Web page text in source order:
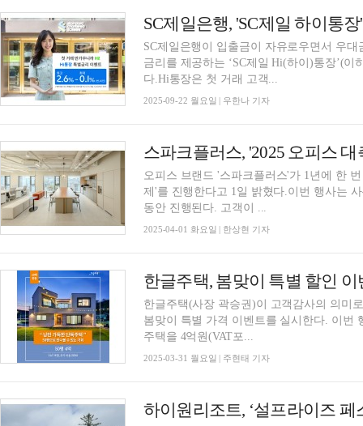
SC제일은행이 입출금이 자유로우면서 우
금리를 제공하는 ‘SC제일 Hi(하이)통장’(
다.Hi통장은 첫 거래 고객...
2025-09-22 월요일 | 우한나 기자
스파크플러스, '2025 오피스
오피스 브랜드 '스파크플러스'가 1년에 한
제'를 진행한다고 1일 밝혔다.이번 행사는
동안 진행된다. 고객이 ...
2025-04-01 화요일 | 한상현 기자
한글주택, 봄맞이 특별 할인
한글주택(사장 곽승권)이 고객감사의 의미
봄맞이 특별 가격 이벤트를 실시한다. 이번 행사는 연면적 약 50평(167.20㎡) 규모의 콘크리트
주택을 4억원(VAT포...
2025-03-31 월요일 | 주현태 기자